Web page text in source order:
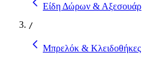
Είδη Δώρων & Αξεσουάρ
/
Μπρελόκ & Κλειδοθήκες